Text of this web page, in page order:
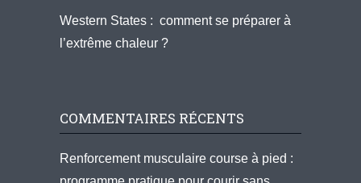
Western States : comment se préparer à
l’extrême chaleur ?
COMMENTAIRES RÉCENTS
Renforcement musculaire course à pied :